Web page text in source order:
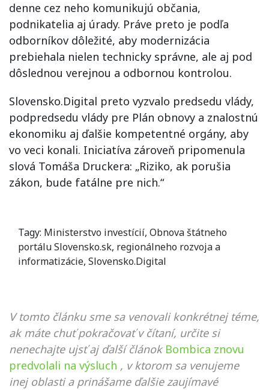
denne cez neho komunikujú občania,
podnikatelia aj úrady. Práve preto je podľa
odborníkov dôležité, aby modernizácia
prebiehala nielen technicky správne, ale aj pod
dôslednou verejnou a odbornou kontrolou.
Slovensko.Digital preto vyzvalo predsedu vlády,
podpredsedu vlády pre Plán obnovy a znalostnú
ekonomiku aj ďalšie kompetentné orgány, aby
vo veci konali. Iniciatíva zároveň pripomenula
slová Tomáša Druckera: „Riziko, ak porušia
zákon, bude fatálne pre nich.“
Tagy: Ministerstvo investícií, Obnova štátneho
portálu Slovensko.sk, regionálneho rozvoja a
informatizácie, Slovensko.Digital
V tomto článku sme sa venovali konkrétnej téme,
ak máte chuť pokračovať v čítaní, určite si
nenechajte ujsť aj ďalší článok Bombica znovu
predvolali na výsluch , v ktorom sa venujeme
inej oblasti a prinášame ďalšie zaujímavé